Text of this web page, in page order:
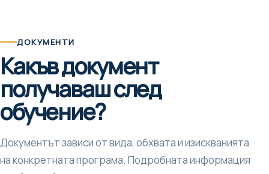
ДОКУМЕНТИ
Какъв документ
получаваш след
обучение?
Документът зависи от вида, обхвата и изискванията
на конкретната програма. Подробната информация